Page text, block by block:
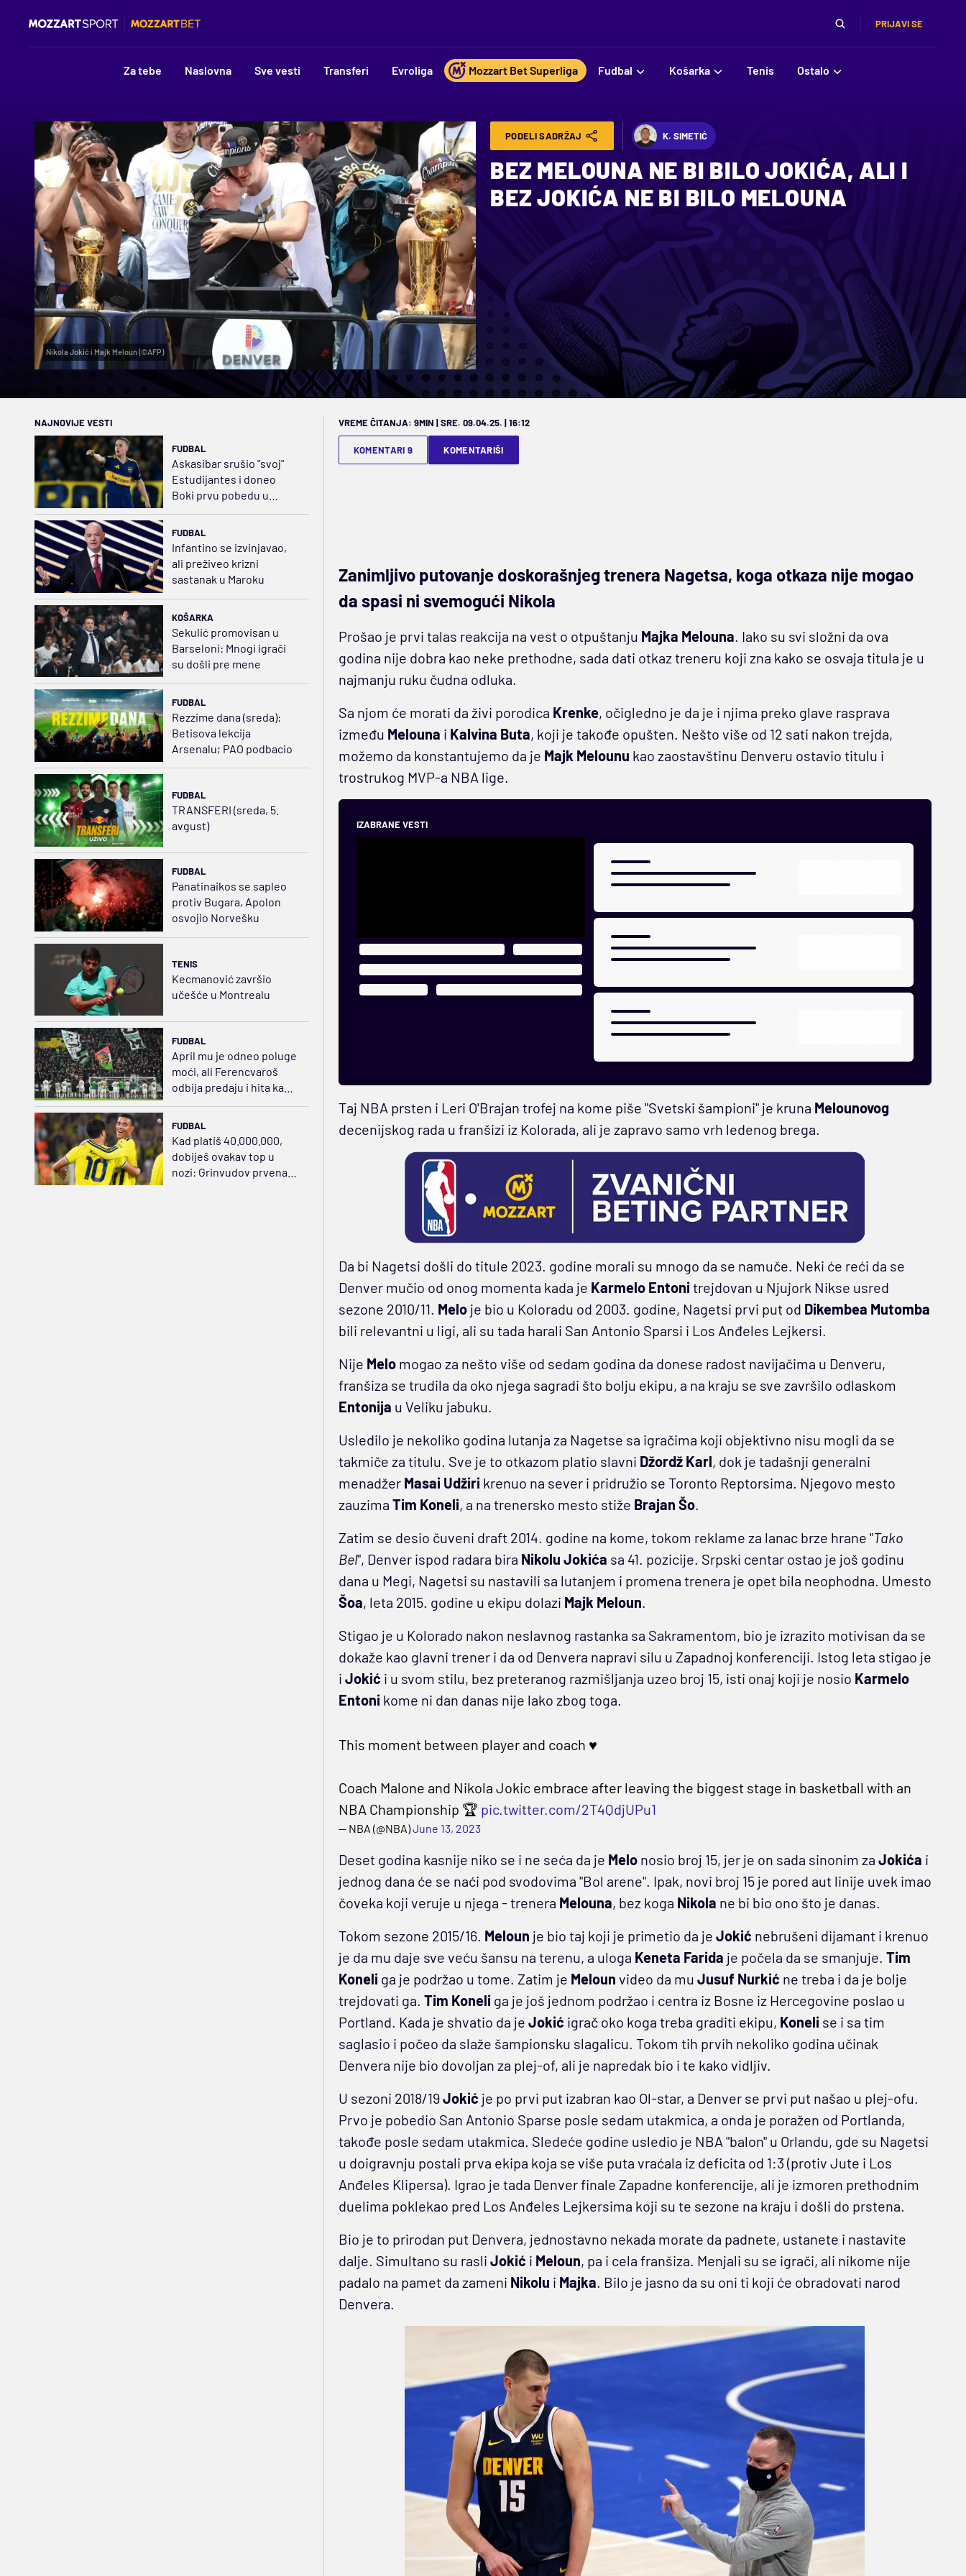
PRIJAVI SE
Za tebe Naslovna Sve vesti Transferi Evroliga Mozzart Bet Superliga Fudbal Košarka Tenis Ostalo
Nikola Jokić i Majk Meloun (©AFP)
PODELI SADRŽAJ K. SIMETIĆ
BEZ MELOUNA NE BI BILO JOKIĆA, ALI I
BEZ JOKIĆA NE BI BILO MELOUNA
NAJNOVIJE VESTI
FUDBAL
Askasibar srušio "svoj"
Estudijantes i doneo
Boki prvu pobedu u
FUDBAL
Infantino se izvinjavao,
ali preživeo krizni
sastanak u Maroku
KOŠARKA
Sekulić promovisan u
Barseloni: Mnogi igrači
su došli pre mene
FUDBAL
Rezzime dana (sreda):
Betisova lekcija
Arsenalu; PAO podbacio
FUDBAL
TRANSFERI (sreda, 5.
avgust)
FUDBAL
Panatinaikos se sapleo
protiv Bugara, Apolon
osvojio Norvešku
TENIS
Kecmanović završio
učešće u Montrealu
FUDBAL
April mu je odneo poluge
moći, ali Ferencvaroš
odbija predaju i hita ka
FUDBAL
Kad platiš 40.000.000,
dobiješ ovakav top u
nozi: Grinvudov prvenac,
VREME ČITANJA: 9MIN | SRE. 09.04.25. | 16:12
KOMENTARI 9 KOMENTARIŠI
Zanimljivo putovanje doskorašnjeg trenera Nagetsa, koga otkaza nije mogao
da spasi ni svemogući Nikola
Prošao je prvi talas reakcija na vest o otpuštanju Majka Melouna. Iako su svi složni da ova
godina nije dobra kao neke prethodne, sada dati otkaz treneru koji zna kako se osvaja titula je u
najmanju ruku čudna odluka.
Sa njom će morati da živi porodica Krenke, očigledno je da je i njima preko glave rasprava
između Melouna i Kalvina Buta, koji je takođe opušten. Nešto više od 12 sati nakon trejda,
možemo da konstantujemo da je Majk Melounu kao zaostavštinu Denveru ostavio titulu i
trostrukog MVP-a NBA lige.
IZABRANE VESTI
Taj NBA prsten i Leri O'Brajan trofej na kome piše "Svetski šampioni" je kruna Melounovog
decenijskog rada u franšizi iz Kolorada, ali je zapravo samo vrh ledenog brega.
Da bi Nagetsi došli do titule 2023. godine morali su mnogo da se namuče. Neki će reći da se
Denver mučio od onog momenta kada je Karmelo Entoni trejdovan u Njujork Nikse usred
sezone 2010/11. Melo je bio u Koloradu od 2003. godine, Nagetsi prvi put od Dikembea Mutomba
bili relevantni u ligi, ali su tada harali San Antonio Sparsi i Los Anđeles Lejkersi.
Nije Melo mogao za nešto više od sedam godina da donese radost navijačima u Denveru,
franšiza se trudila da oko njega sagradi što bolju ekipu, a na kraju se sve završilo odlaskom
Entonija u Veliku jabuku.
Usledilo je nekoliko godina lutanja za Nagetse sa igračima koji objektivno nisu mogli da se
takmiče za titulu. Sve je to otkazom platio slavni Džordž Karl, dok je tadašnji generalni
menadžer Masai Udžiri krenuo na sever i pridružio se Toronto Reptorsima. Njegovo mesto
zauzima Tim Koneli, a na trenersko mesto stiže Brajan Šo.
Zatim se desio čuveni draft 2014. godine na kome, tokom reklame za lanac brze hrane "Tako
Bel", Denver ispod radara bira Nikolu Jokića sa 41. pozicije. Srpski centar ostao je još godinu
dana u Megi, Nagetsi su nastavili sa lutanjem i promena trenera je opet bila neophodna. Umesto
Šoa, leta 2015. godine u ekipu dolazi Majk Meloun.
Stigao je u Kolorado nakon neslavnog rastanka sa Sakramentom, bio je izrazito motivisan da se
dokaže kao glavni trener i da od Denvera napravi silu u Zapadnoj konferenciji. Istog leta stigao je
i Jokić i u svom stilu, bez preteranog razmišljanja uzeo broj 15, isti onaj koji je nosio Karmelo
Entoni kome ni dan danas nije lako zbog toga.
This moment between player and coach ♥
Coach Malone and Nikola Jokic embrace after leaving the biggest stage in basketball with an
NBA Championship 🏆 pic.twitter.com/2T4QdjUPu1
— NBA (@NBA)June 13, 2023
Deset godina kasnije niko se i ne seća da je Melo nosio broj 15, jer je on sada sinonim za Jokića i
jednog dana će se naći pod svodovima "Bol arene". Ipak, novi broj 15 je pored aut linije uvek imao
čoveka koji veruje u njega - trenera Melouna, bez koga Nikola ne bi bio ono što je danas.
Tokom sezone 2015/16. Meloun je bio taj koji je primetio da je Jokić nebrušeni dijamant i krenuo
je da mu daje sve veću šansu na terenu, a uloga Keneta Farida je počela da se smanjuje. Tim
Koneli ga je podržao u tome. Zatim je Meloun video da mu Jusuf Nurkić ne treba i da je bolje
trejdovati ga. Tim Koneli ga je još jednom podržao i centra iz Bosne iz Hercegovine poslao u
Portland. Kada je shvatio da je Jokić igrač oko koga treba graditi ekipu, Koneli se i sa tim
saglasio i počeo da slaže šampionsku slagalicu. Tokom tih prvih nekoliko godina učinak
Denvera nije bio dovoljan za plej-of, ali je napredak bio i te kako vidljiv.
U sezoni 2018/19Jokić je po prvi put izabran kao Ol-star, a Denver se prvi put našao u plej-ofu.
Prvo je pobedio San Antonio Sparse posle sedam utakmica, a onda je poražen od Portlanda,
takođe posle sedam utakmica. Sledeće godine usledio je NBA "balon" u Orlandu, gde su Nagetsi
u doigravnju postali prva ekipa koja se više puta vraćala iz deficita od 1:3 (protiv Jute i Los
Anđeles Klipersa). Igrao je tada Denver finale Zapadne konferencije, ali je izmoren prethodnim
duelima poklekao pred Los Anđeles Lejkersima koji su te sezone na kraju i došli do prstena.
Bio je to prirodan put Denvera, jednostavno nekada morate da padnete, ustanete i nastavite
dalje. Simultano su rasli Jokić i Meloun, pa i cela franšiza. Menjali su se igrači, ali nikome nije
padalo na pamet da zameni Nikolu i Majka. Bilo je jasno da su oni ti koji će obradovati narod
Denvera.